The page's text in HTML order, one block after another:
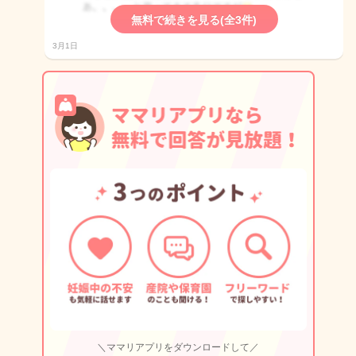
無料で続きを見る(全3件)
3月1日
＼ママリアプリをダウンロードして／